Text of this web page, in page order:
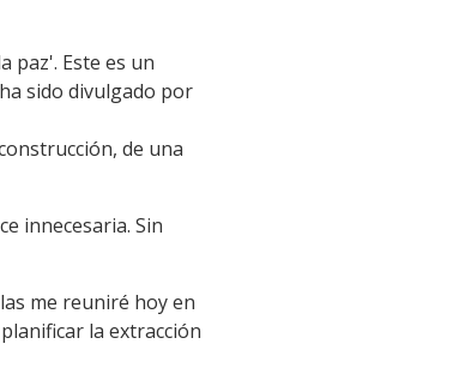
paz'. Este es un
sido divulgado por
de una
innecesaria. Sin
me reuniré hoy en
la extracción